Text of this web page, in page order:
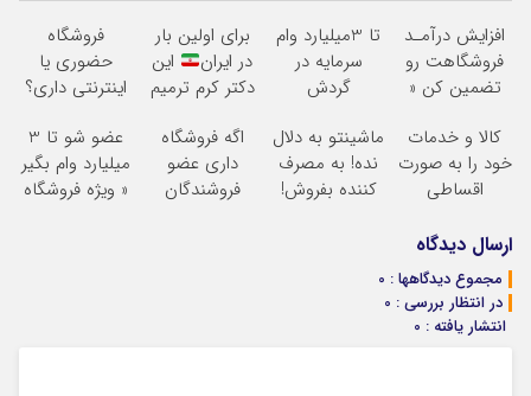
افزایش درآمـد
فروشگاهت رو
تضمین کن «
ثبت کن »
تا 3میلیارد وام
سرمایه در
گردش
فروشگاهت رو
ثبت کن
برای اولین بار
در ایران
این
دکتر کرم ترمیم
ساخت!
فروشگاه
حضوری یا
اینترنتی داری؟
و خدماتت رو
بفروش
کالا و خدمات
خود را به صورت
اقساطی
ماشینتو به دلال
نده! به مصرف
کننده بفروش!
اگه فروشگاه
داری عضو
فروشندگان
عضو شو تا 3
میلیارد وام بگیر
« ویژه فروشگاه
ارسال دیدگاه
مجموع دیدگاهها : 0
در انتظار بررسی : 0
انتشار یافته : 0